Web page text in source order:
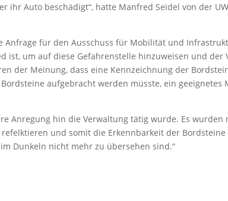
ihr Auto beschädigt“, hatte Manfred Seidel von der
Anfrage für den Ausschuss für Mobilität und
ist, um auf diese Gefahrenstelle hinzuweisen und der
der Meinung, dass eine Kennzeichnung der
aufgebracht werden müsste, ein geeignetes
Anregung hin die Verwaltung tätig wurde. Es wurden
und somit die Erkennbarkeit der
Dunkeln nicht mehr zu übersehen sind.“